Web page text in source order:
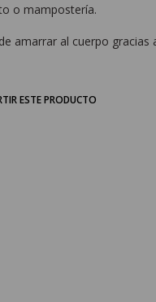
o mampostería.
amarrar al cuerpo
ESTE PRODUCTO